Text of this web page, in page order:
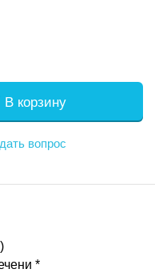
В корзину
вопрос
*